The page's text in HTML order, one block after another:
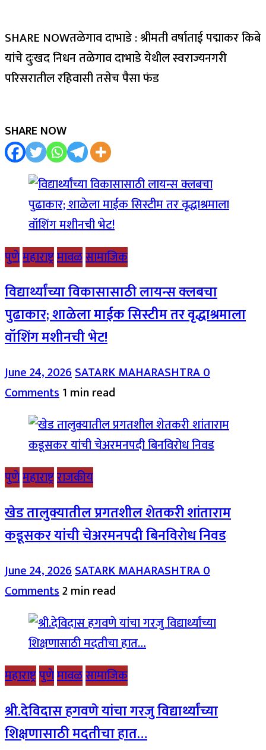
SHARE NOWतळेगाव दाभाडे : श्रीमती वर्षाताई पद्माकर किबे
यांचे दुःखद निधन तळेगाव दाभाडे येथील स्वराज्यनगरी
परिसरातील रहिवासी तसेच पैसा फंड
SHARE NOW
पुणेमहाराष्ट्रमावळसामाजिक
विद्यार्थ्यांच्या विकासासाठी लायन्स क्लबचा
पुढाकार; शाळेला माईक सिस्टीम तर वृद्धाश्रमाला
वॉशिंग मशीनची भेट!
June 24, 2026SATARK MAHARASHTRA0
Comments1 min read
पुणेमहाराष्ट्रराजकीय
खेड तालुक्यातील प्रगतशील शेतकरी शांताराम
कडूसकर यांची चेअरमनपदी बिनविरोध निवड
June 24, 2026SATARK MAHARASHTRA0
Comments2 min read
महाराष्ट्रपुणेमावळसामाजिक
श्री.देविदास हगवणे यांचा गरजु विद्यार्थ्यांच्या
शिक्षणासाठी मदतीचा हात…